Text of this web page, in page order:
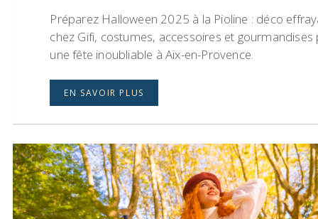
Préparez Halloween 2025 à la Pioline : déco
chez Gifi, costumes, accessoires et gourmandises
une fête inoubliable à Aix-en-Provence.
EN SAVOIR PLUS